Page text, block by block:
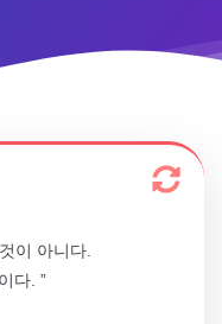
이 아니다.
다. ”